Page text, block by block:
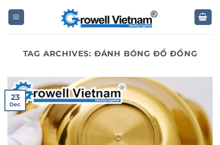
TAG ARCHIVES: ĐÁNH BÓNG ĐỒ ĐỒNG
23
Dec